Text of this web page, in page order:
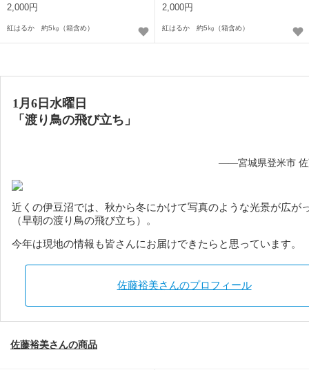
も 5㎏
2,000円
紅はるか 約5㎏（箱含め）
も 5㎏
2,000円
紅はるか 約5㎏（箱含め）
1月6日水曜日
「渡り鳥の飛び立ち」
——宮城県登米市 佐
近くの伊豆沼では、秋から冬にかけて写真のような光景が広が
（早朝の渡り鳥の飛び立ち）。
今年は現地の情報も皆さんにお届けできたらと思っています。
佐藤裕美さんのプロフィール
佐藤裕美さんの商品